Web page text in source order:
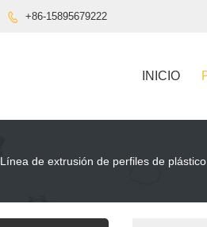
 +86-15895679222
INICIO
Línea de extrusión de perfiles de plástico